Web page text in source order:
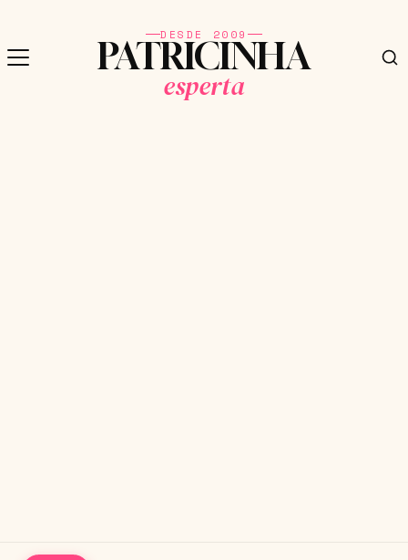
DESDE 2009
PATRICINHA
esperta